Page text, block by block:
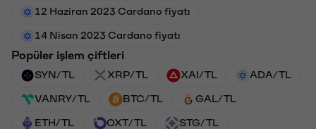
12 Haziran 2023 Cardano fiyatı
14 Nisan 2023 Cardano fiyatı
Popüler işlem çiftleri
SYN/TL XRP/TL XAI/TL ADA/TL
VANRY/TL BTC/TL GAL/TL
ETH/TL OXT/TL STG/TL